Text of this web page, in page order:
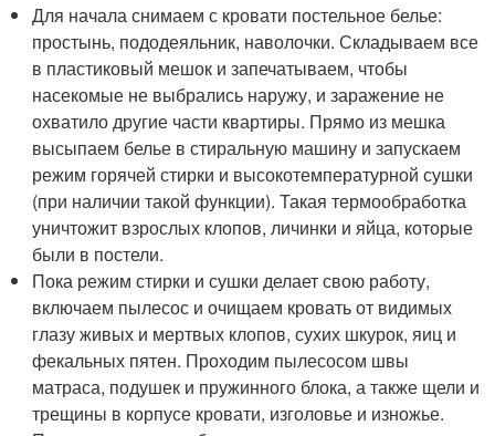
Для начала снимаем с кровати постельное белье:
простынь, пододеяльник, наволочки. Складываем все
в пластиковый мешок и запечатываем, чтобы
насекомые не выбрались наружу, и заражение не
охватило другие части квартиры. Прямо из мешка
высыпаем белье в стиральную машину и запускаем
режим горячей стирки и высокотемпературной сушки
(при наличии такой функции). Такая термообработка
уничтожит взрослых клопов, личинки и яйца, которые
были в постели.
Пока режим стирки и сушки делает свою работу,
включаем пылесос и очищаем кровать от видимых
глазу живых и мертвых клопов, сухих шкурок, яиц и
фекальных пятен. Проходим пылесосом швы
матраса, подушек и пружинного блока, а также щели и
трещины в корпусе кровати, изголовье и изножье.